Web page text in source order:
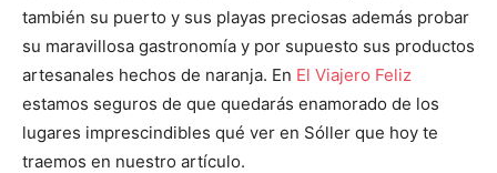
también su puerto y sus playas preciosas además probar
su maravillosa gastronomía y por supuesto sus productos
artesanales hechos de naranja. En El Viajero Feliz
estamos seguros de que quedarás enamorado de los
lugares imprescindibles qué ver en Sóller que hoy te
traemos en nuestro artículo.